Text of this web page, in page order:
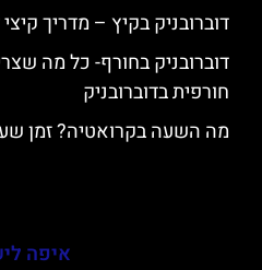
דוברובניק בקיץ – מדריך
דוברובניק בחורף- כל מה
חורפית בדוברובניק
מה השעה בקרואטיה? זמן
איפה